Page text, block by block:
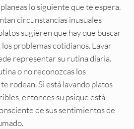
lo siguiente que te espera.
circunstancias inusuales
sugieren que hay que buscar
problemas cotidianos. Lavar
representar su rutina diaria.
o no reconozcas los
rodean. Si está lavando platos
entonces su psique está
de sus sentimientos de